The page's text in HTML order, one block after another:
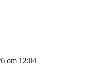
om 12:04